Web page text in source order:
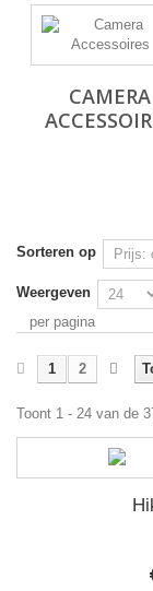
CAMERA
Sorteren op
Weergeven
per pagina
1 2
Toont 1 - 24 van de